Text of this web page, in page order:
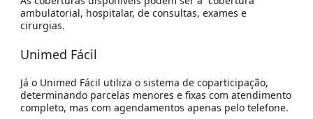
ambulatorial, hospitalar, de consultas, exames e
cirurgias.
Unimed Fácil
Já o Unimed Fácil utiliza o sistema de coparticipação,
determinando parcelas menores e fixas com atendimento
completo, mas com agendamentos apenas pelo telefone.